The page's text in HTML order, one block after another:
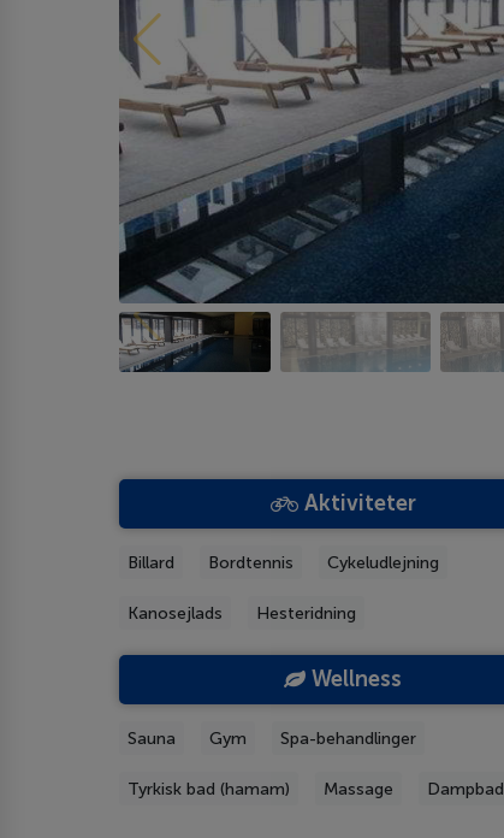
Aktiviteter
Billard Bordtennis Cykeludlejning
Kanosejlads Hesteridning
Wellness
Sauna Gym Spa-behandlinger
Tyrkisk bad (hamam) Massage Dampbad